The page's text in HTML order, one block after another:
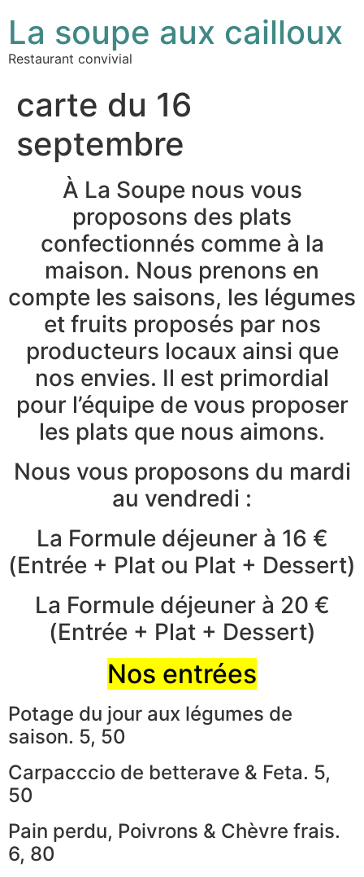
La soupe aux cailloux
Restaurant convivial
carte du 16
septembre
À La Soupe nous vous
proposons des plats
confectionnés comme à la
maison. Nous prenons en
compte les saisons, les légumes
et fruits proposés par nos
producteurs locaux ainsi que
nos envies. Il est primordial
pour l’équipe de vous proposer
les plats que nous aimons.
Nous vous proposons du mardi
au vendredi :
La Formule déjeuner à 16 €
(Entrée + Plat ou Plat + Dessert)
La Formule déjeuner à 20 €
(Entrée + Plat + Dessert)
Nos entrées
Potage du jour aux légumes de
saison. 5, 50
Carpacccio de betterave & Feta. 5,
50
Pain perdu, Poivrons & Chèvre frais.
6, 80